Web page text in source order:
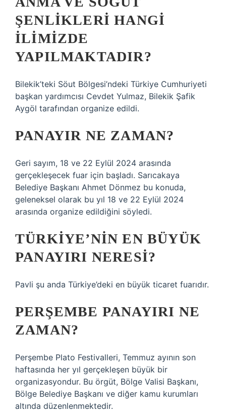
ŞENLIKLERI HANGI
ILIMIZDE
YAPILMAKTADIR?
Bilekik’teki Söut Bölgesi’ndeki Türkiye Cumhuriyeti
başkan yardımcısı Cevdet Yulmaz, Bilekik Şafik
Aygöl tarafından organize edildi.
PANAYIR NE ZAMAN?
Geri sayım, 18 ve 22 Eylül 2024 arasında
gerçekleşecek fuar için başladı. Sarıcakaya
Belediye Başkanı Ahmet Dönmez bu konuda,
geleneksel olarak bu yıl 18 ve 22 Eylül 2024
arasında organize edildiğini söyledi.
TÜRKIYE’NIN EN BÜYÜK
PANAYIRI NERESI?
Pavli şu anda Türkiye’deki en büyük ticaret fuarıdır.
PERŞEMBE PANAYIRI NE
ZAMAN?
Perşembe Plato Festivalleri, Temmuz ayının son
haftasında her yıl gerçekleşen büyük bir
organizasyondur. Bu örgüt, Bölge Valisi Başkanı,
Bölge Belediye Başkanı ve diğer kamu kurumları
altında düzenlenmektedir.